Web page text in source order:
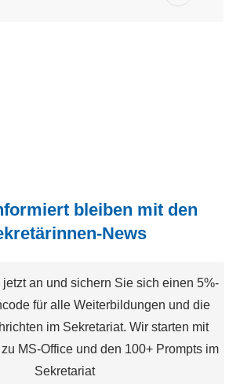
bleiben mit den
News
an und sichern Sie sich einen 5%-
für alle Weiterbildungen und die
im Sekretariat. Wir starten mit
MS-Office und den 100+ Prompts im
Sekretariat